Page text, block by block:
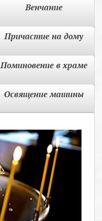
Венчание
Причастие на дому
Поминовение в храме
Освящение машины